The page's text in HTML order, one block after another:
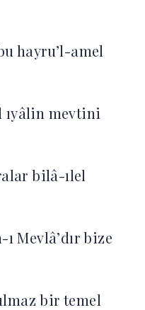
hayru’l-amel
ıyâlin mevtini
bilâ-ılel
Mevlâ’dır bize
bir temel